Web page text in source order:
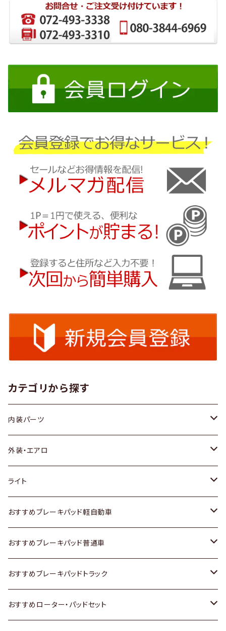
カテゴリから探す
内装パーツ
トヨタ
ホンダ
スズキ
日産
いすゞ
ダイハツ
外装・エアロ
トヨタ
ホンダ
スズキ
日産
いすゞ
ライト
トヨタ
スズキ
日産
いすゞ
おすすめブレーキパッド軽自動車
トヨタ
ホンダ
スズキ
おすすめブレーキパッド普通車
トヨタ
ホンダ
おすすめブレーキパッドトラック
トヨタ
おすすめローター・パッドセット